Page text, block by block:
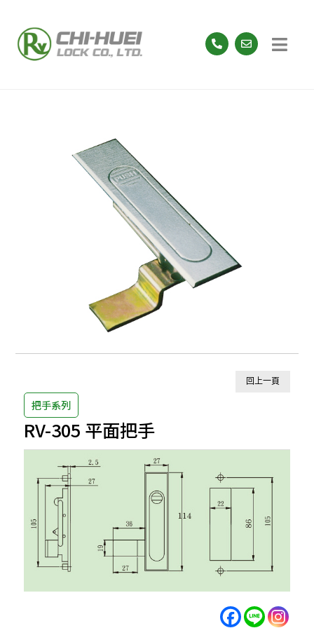
回上一頁
把手系列
RV-305 平面把手